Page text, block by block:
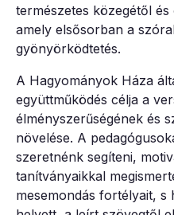
természetes közegétől
amely elsősorban a
gyönyörködtetés.
A Hagyományok Háza
együttműködés célja a
élményszerűségének és
növelése. A
szeretnénk segíteni,
tanítványaikkal
mesemondás fortélyait, s